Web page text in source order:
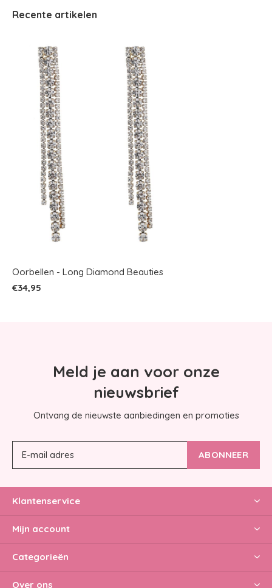
Recente artikelen
Oorbellen - Long Diamond Beauties
€34,95
Meld je aan voor onze
nieuwsbrief
Ontvang de nieuwste aanbiedingen en promoties
ABONNEER
Klantenservice
Mijn account
Categorieën
Over ons